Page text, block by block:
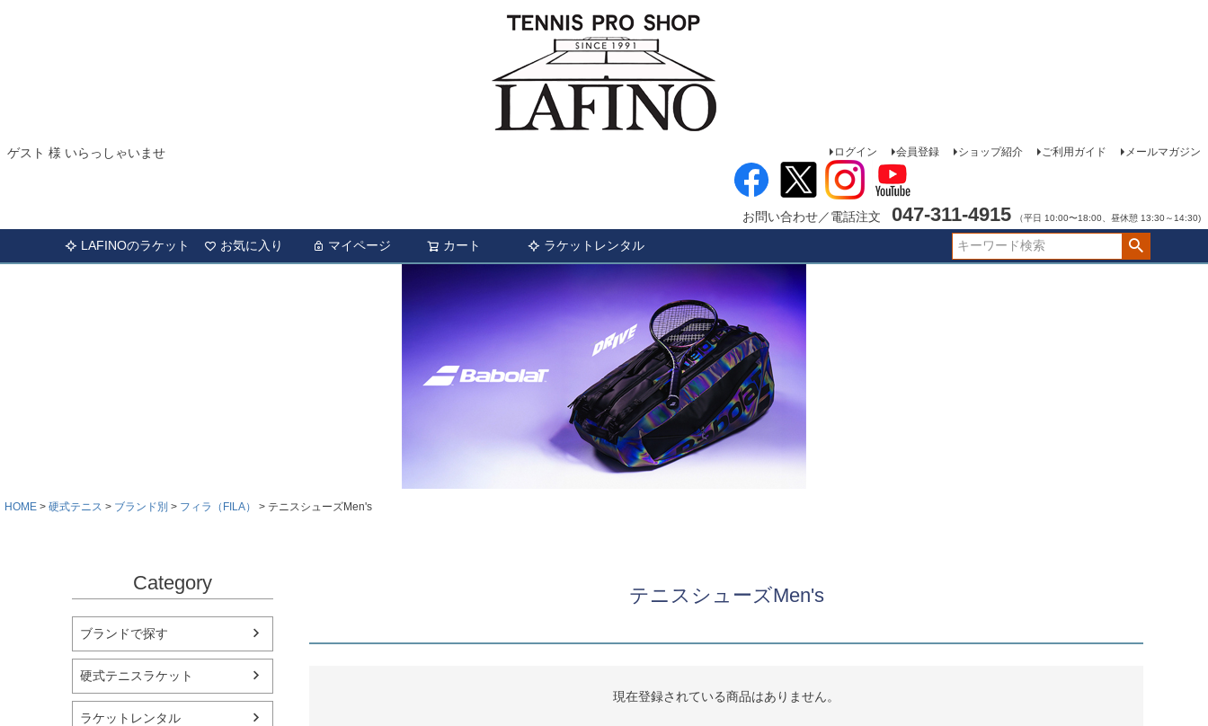
ゲスト 様 いらっしゃいませ ログイン 会員登録 ショップ紹介 ご利用ガイド メールマガジン
お問い合わせ／電話注文 047-311-4915 （平日 10:00〜18:00、昼休憩 13:30～14:30)
LAFINOのラケット お気に入り マイページ カート ラケットレンタル
HOME 硬式テニス ブランド別 フィラ（FILA） テニスシューズMen's
Category
ブランドで探す
硬式テニスラケット
ラケットレンタル
テニスシューズMen's
現在登録されている商品はありません。